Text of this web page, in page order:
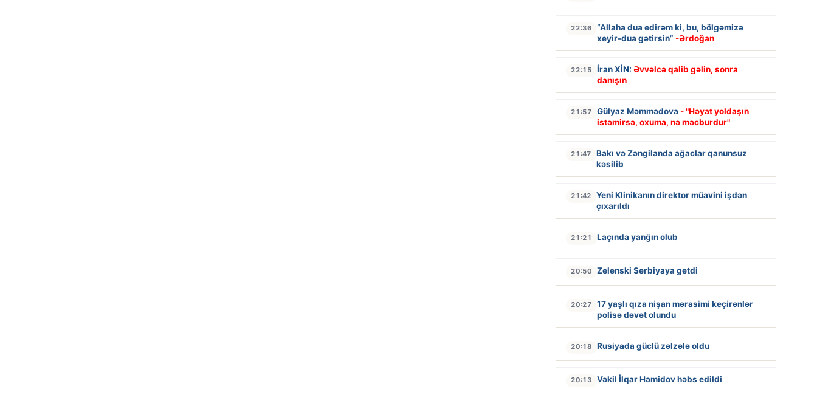
22:36
“Allaha dua edirəm ki, bu, bölgəmizə
xeyir-dua gətirsin” -Ərdoğan
22:15 İran XİN: Əvvəlcə qalib gəlin, sonra
danışın
21:57 Gülyaz Məmmədova - "Həyat yoldaşın
istəmirsə, oxuma, nə məcburdur"
21:47
Bakı və Zəngilanda ağaclar qanunsuz
kəsilib
21:42
Yeni Klinikanın direktor müavini işdən
çıxarıldı
21:21 Laçında yanğın olub
20:50 Zelenski Serbiyaya getdi
20:27
17 yaşlı qıza nişan mərasimi keçirənlər
polisə dəvət olundu
20:18 Rusiyada güclü zəlzələ oldu
20:13 Vəkil İlqar Həmidov həbs edildi